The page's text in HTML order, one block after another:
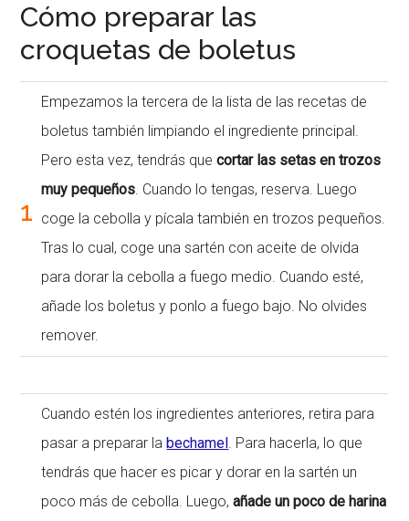
Cómo preparar las
croquetas de boletus
1
Empezamos la tercera de la lista de las recetas de
boletus también limpiando el ingrediente principal.
Pero esta vez, tendrás quecortar las setas en trozos
muy pequeños. Cuando lo tengas, reserva. Luego
coge la cebolla y pícala también en trozos pequeños.
Tras lo cual, coge una sartén con aceite de olvida
para dorar la cebolla a fuego medio. Cuando esté,
añade los boletus y ponlo a fuego bajo. No olvides
remover.
Cuando estén los ingredientes anteriores, retira para
pasar a preparar la bechamel . Para hacerla, lo que
tendrás que hacer es picar y dorar en la sartén un
poco más de cebolla. Luego,añade un poco de harina